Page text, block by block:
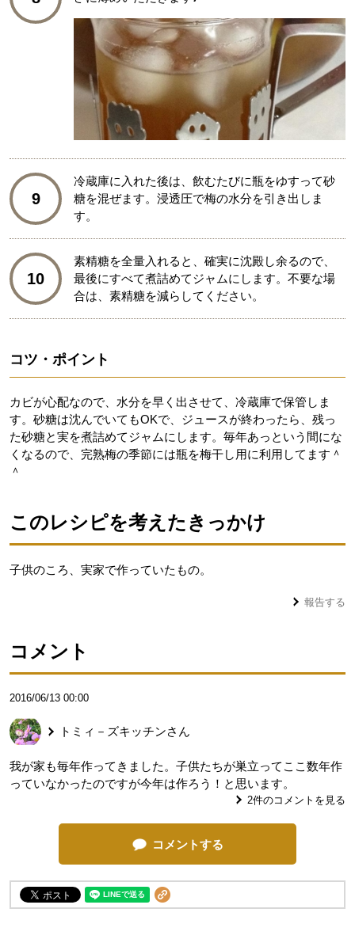
9
冷蔵庫に入れた後は、飲むたびに瓶をゆすって砂
糖を混ぜます。浸透圧で梅の水分を引き出しま
す。
10
素精糖を全量入れると、確実に沈殿し余るので、
最後にすべて煮詰めてジャムにします。不要な場
合は、素精糖を減らしてください。
コツ・ポイント
カビが心配なので、水分を早く出させて、冷蔵庫で保管しま
す。砂糖は沈んでいてもOKで、ジュースが終わったら、残っ
た砂糖と実を煮詰めてジャムにします。毎年あっという間にな
くなるので、完熟梅の季節には瓶を梅干し用に利用してます＾
＾
このレシピを考えたきっかけ
子供のころ、実家で作っていたもの。
報告する
コメント
2016/06/13 00:00
トミィ－ズキッチンさん
我が家も毎年作ってきました。子供たちが巣立ってここ数年作
っていなかったのですが今年は作ろう！と思います。
2件のコメントを見る
コメントする